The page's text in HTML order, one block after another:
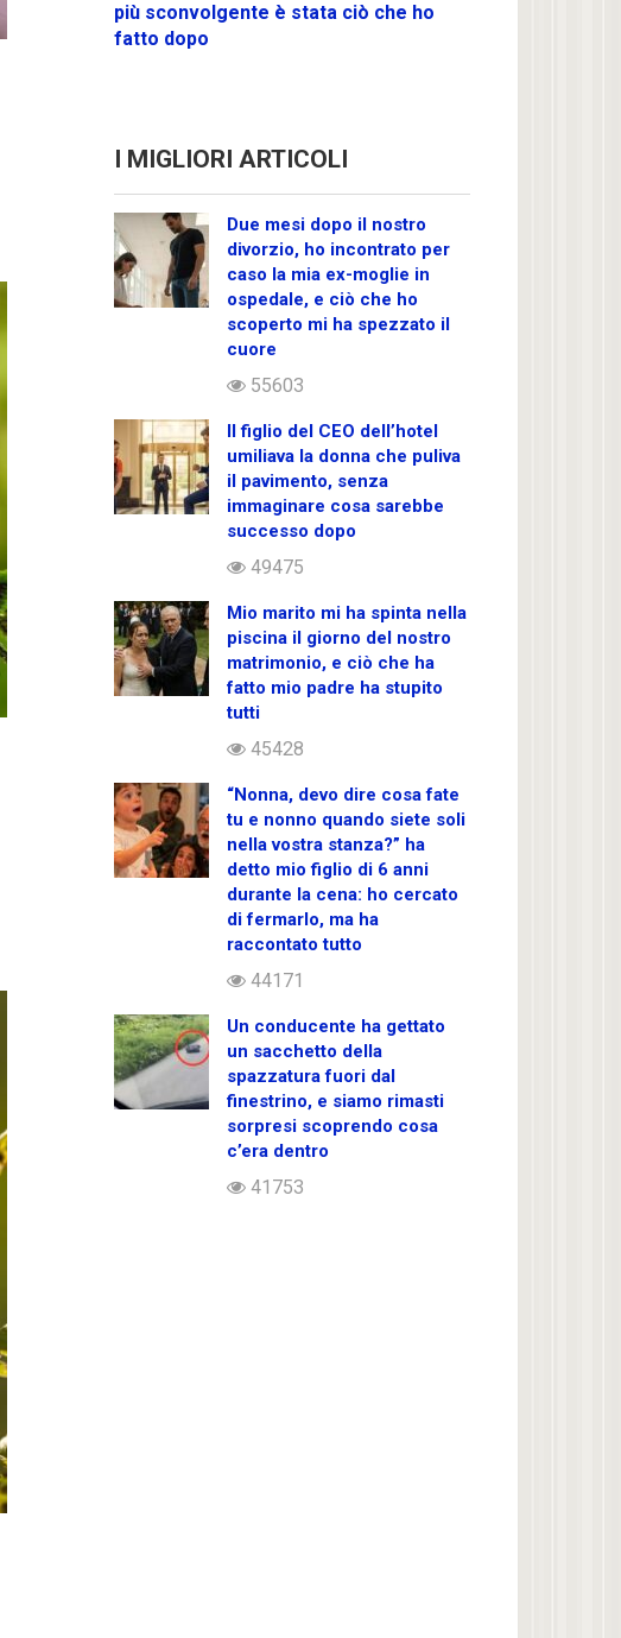
più sconvolgente è stata ciò che ho
fatto dopo
I MIGLIORI ARTICOLI
Due mesi dopo il nostro
divorzio, ho incontrato per
caso la mia ex-moglie in
ospedale, e ciò che ho
scoperto mi ha spezzato il
cuore
55603
Il figlio del CEO dell’hotel
umiliava la donna che puliva
il pavimento, senza
immaginare cosa sarebbe
successo dopo
49475
Mio marito mi ha spinta nella
piscina il giorno del nostro
matrimonio, e ciò che ha
fatto mio padre ha stupito
tutti
45428
“Nonna, devo dire cosa fate
tu e nonno quando siete soli
nella vostra stanza?” ha
detto mio figlio di 6 anni
durante la cena: ho cercato
di fermarlo, ma ha
raccontato tutto
44171
Un conducente ha gettato
un sacchetto della
spazzatura fuori dal
finestrino, e siamo rimasti
sorpresi scoprendo cosa
c’era dentro
41753